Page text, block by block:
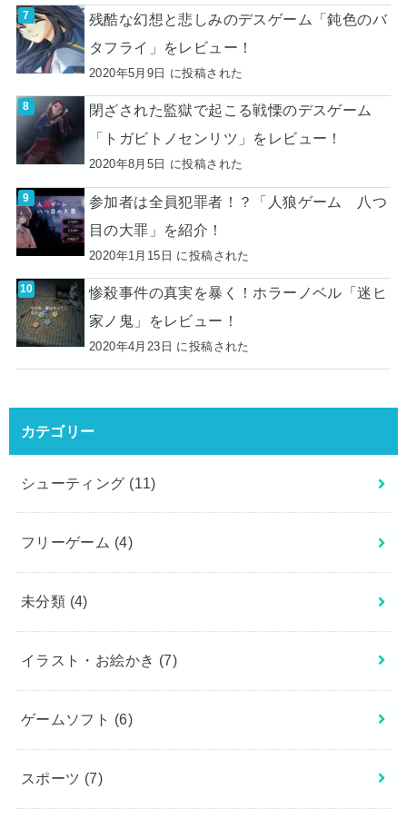
残酷な幻想と悲しみのデスゲーム「鈍色のバ
タフライ」をレビュー！
2020年5月9日 に投稿された
閉ざされた監獄で起こる戦慄のデスゲーム
「トガビトノセンリツ」をレビュー！
2020年8月5日 に投稿された
参加者は全員犯罪者！？「人狼ゲーム 八つ
目の大罪」を紹介！
2020年1月15日 に投稿された
惨殺事件の真実を暴く！ホラーノベル「迷ヒ
家ノ鬼」をレビュー！
2020年4月23日 に投稿された
カテゴリー
シューティング (11)
フリーゲーム (4)
未分類 (4)
イラスト・お絵かき (7)
ゲームソフト (6)
スポーツ (7)